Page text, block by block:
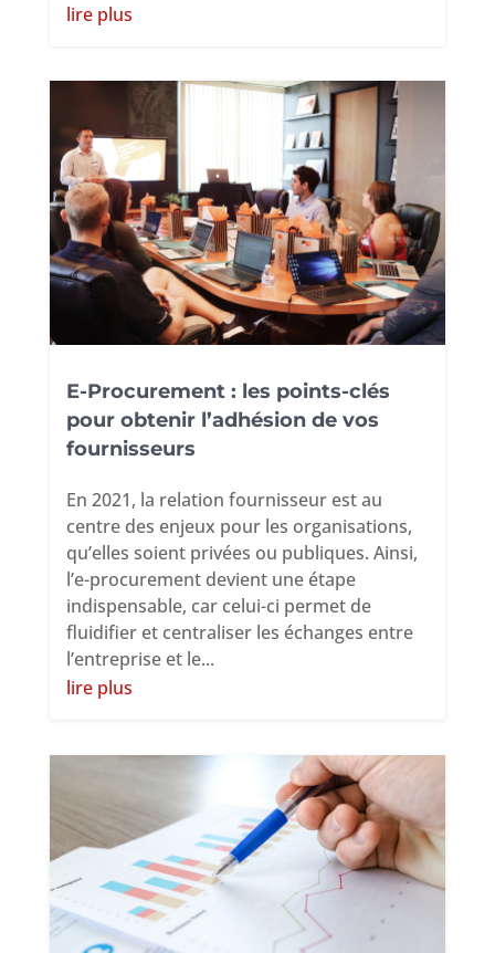
lire plus
E-Procurement : les points-clés
pour obtenir l’adhésion de vos
fournisseurs
En 2021, la relation fournisseur est au
centre des enjeux pour les organisations,
qu’elles soient privées ou publiques. Ainsi,
l’e-procurement devient une étape
indispensable, car celui-ci permet de
fluidifier et centraliser les échanges entre
l’entreprise et le...
lire plus